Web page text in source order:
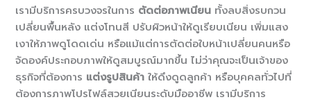
เรามีบริการครบวงจรในการ ตัดต่อภาพเนียน ทั้งลบสิ่งรบกวน
เปลี่ยนพื้นหลัง แต่งโทนสี ปรับผิวหน้าให้ดูเรียบเนียน เพิ่มแสง
เงาให้ภาพดูโดดเด่น หรือแม้แต่การตัดต่อใบหน้าเปลี่ยนคนหรือ
จัดองค์ประกอบภาพให้ดูสมบูรณ์มากขึ้น ไม่ว่าคุณจะเป็นเจ้าของ
ธุรกิจที่ต้องการ แต่งรูปสินค้า ให้ดึงดูดลูกค้า หรือบุคคลทั่วไปที่
ต้องการภาพโปรไฟล์สวยเนียนระดับมืออาชีพ เรามีบริการ